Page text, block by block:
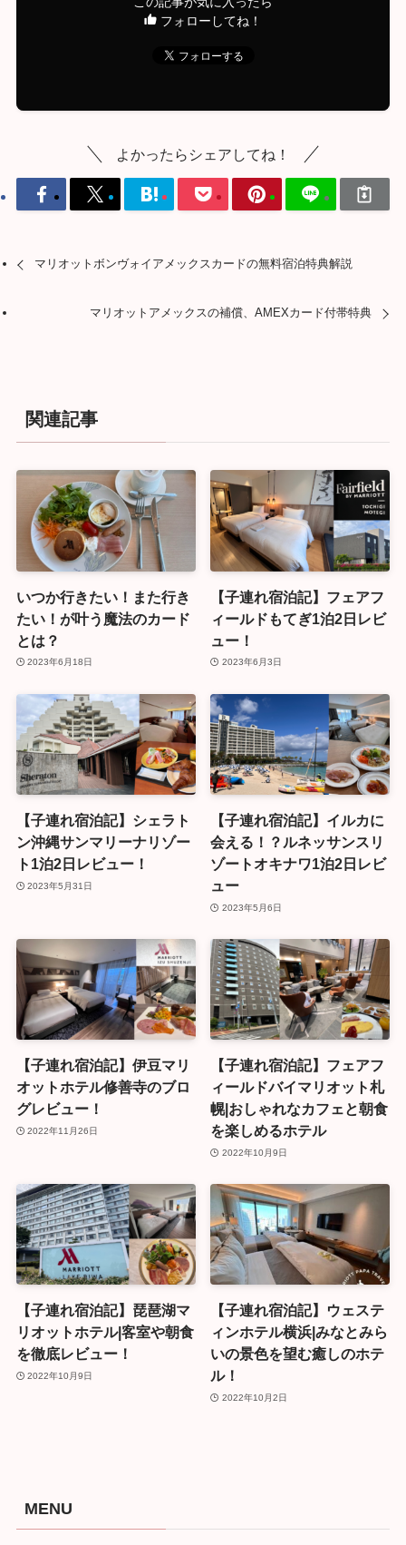
フォローしてね！
よかったらシェアしてね！
マリオットボンヴォイアメックスカードの無料宿泊特典解説
マリオットアメックスの補償、AMEXカード付帯特典
関連記事
いつか行きたい！また行き
たい！が叶う魔法のカード
とは？
2023年6月18日
【子連れ宿泊記】フェアフ
ィールドもてぎ1泊2日レビ
ュー！
2023年6月3日
【子連れ宿泊記】シェラト
ン沖縄サンマリーナリゾー
ト1泊2日レビュー！
2023年5月31日
【子連れ宿泊記】イルカに
会える！？ルネッサンスリ
ゾートオキナワ1泊2日レビ
ュー
2023年5月6日
【子連れ宿泊記】伊豆マリ
オットホテル修善寺のブロ
グレビュー！
2022年11月26日
【子連れ宿泊記】フェアフ
ィールドバイマリオット札
幌|おしゃれなカフェと朝食
を楽しめるホテル
2022年10月9日
【子連れ宿泊記】琵琶湖マ
リオットホテル|客室や朝食
を徹底レビュー！
2022年10月9日
【子連れ宿泊記】ウェステ
ィンホテル横浜|みなとみら
いの景色を望む癒しのホテ
ル！
2022年10月2日
MENU